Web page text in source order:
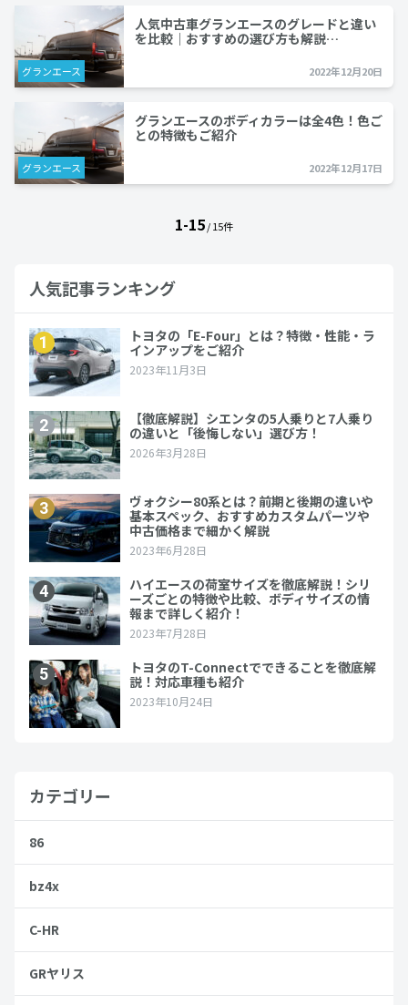
グランエース
人気中古車グランエースのグレードと違い
を比較｜おすすめの選び方も解説…
2022年12月20日
グランエース
グランエースのボディカラーは全4色！色ご
との特徴もご紹介
2022年12月17日
1-15/ 15件
人気記事ランキング
カテゴリー
86
bz4x
C-HR
GRヤリス